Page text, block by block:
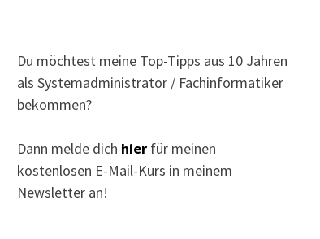
Du möchtest meine Top-Tipps aus 10 Jahren
als Systemadministrator / Fachinformatiker
bekommen?
Dann melde dich hierfür meinen
kostenlosen E-Mail-Kurs in meinem
Newsletter an!